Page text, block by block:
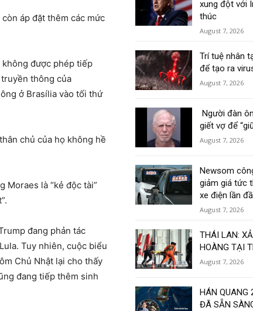
áp đặt thêm các mức
được phép tiếp
thông của
ở Brasília vào tối thứ
chủ của họ không hề
là “kẻ độc tài”
đang phản tác
Tuy nhiên, cuộc biểu
Chủ Nhật lại cho thấy
đang tiếp thêm sinh
xung đột với
thúc
August 7, 2026
Trí tuệ nhân
để tạo ra
August 7, 2026
Người đàn
giết vợ để
August 7, 2026
Newsom
giảm giá tức
xe điện lần
August 7, 2026
THÁI LAN:
HOÀNG TẠI
August 7, 2026
HÁN QUANG
ĐÃ SẴN